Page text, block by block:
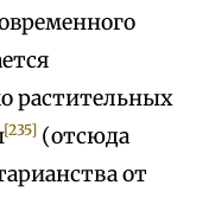
растительных
[235] (отсюда
от